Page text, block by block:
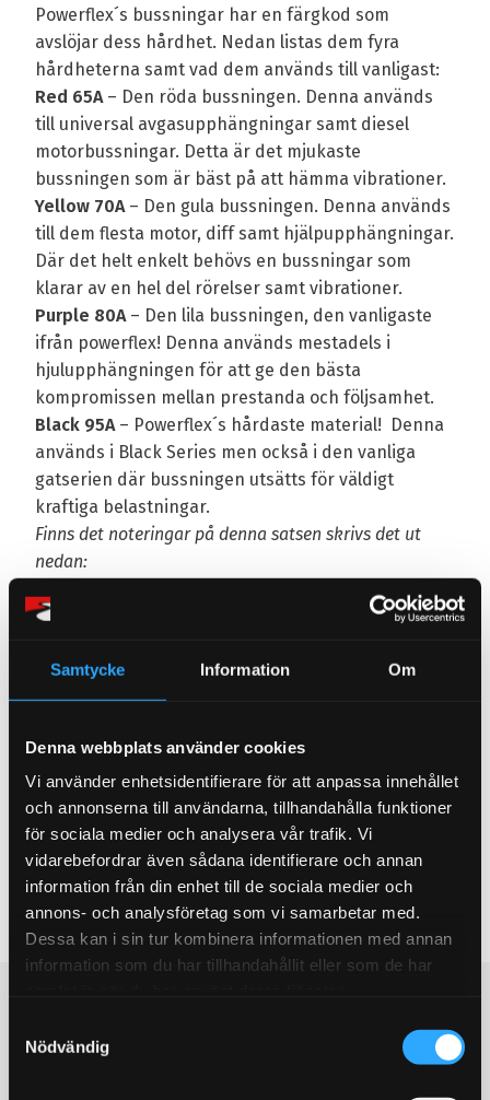
Samtycke Information Om
Denna webbplats använder cookies
Vi använder enhetsidentifierare för att anpassa innehållet
och annonserna till användarna, tillhandahålla funktioner
för sociala medier och analysera vår trafik. Vi
vidarebefordrar även sådana identifierare och annan
information från din enhet till de sociala medier och
annons- och analysföretag som vi samarbetar med.
Dessa kan i sin tur kombinera informationen med annan
information som du har tillhandahållit eller som de har
Nödvändig
Powerflex´s bussningar har en färgkod som
avslöjar dess hårdhet. Nedan listas dem fyra
hårdheterna samt vad dem används till vanligast:
Red 65A– Den röda bussningen. Denna används
till universal avgasupphängningar samt diesel
motorbussningar. Detta är det mjukaste
bussningen som är bäst på att hämma vibrationer.
Yellow 70A– Den gula bussningen. Denna används
till dem flesta motor, diff samt hjälpupphängningar.
Där det helt enkelt behövs en bussningar som
klarar av en hel del rörelser samt vibrationer.
Purple 80A– Den lila bussningen, den vanligaste
ifrån powerflex! Denna används mestadels i
hjulupphängningen för att ge den bästa
kompromissen mellan prestanda och följsamhet.
Black 95A– Powerflex´s hårdaste material! Denna
används i Black Series men också i den vanliga
gatserien där bussningen utsätts för väldigt
kraftiga belastningar.
Finns det noteringar på denna satsen skrivs det ut
nedan:
Please Check Bolt Head Size For 19mm Use PFF19-103
Du
Bli den första att lämna ett omdöme.
STORSÄLJARE!